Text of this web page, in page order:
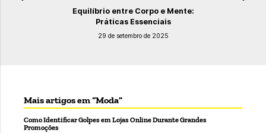
Equilíbrio entre Corpo e Mente:
Práticas Essenciais
29 de setembro de 2025
Mais artigos em “Moda”
Como Identificar Golpes em Lojas Online Durante Grandes
Promoções